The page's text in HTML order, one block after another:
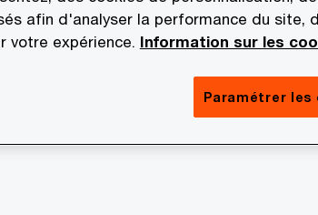
afin d'analyser la performance du site,
votre expérience. Information sur les
Paramétrer les